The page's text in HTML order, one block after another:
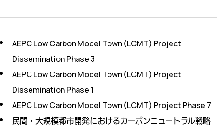
AEPC Low Carbon Model Town (LCMT) Project
Dissemination Phase 3
AEPC Low Carbon Model Town (LCMT) Project
Dissemination Phase 1
AEPC Low Carbon Model Town (LCMT) Project Phase 7
民間・大規模都市開発におけるカーボンニュートラル戦略